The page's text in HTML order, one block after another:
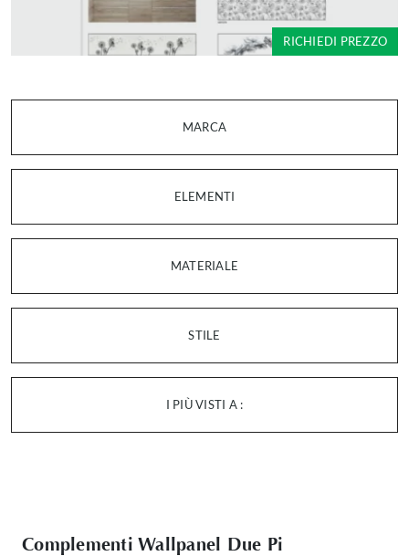
MARCA
ELEMENTI
MATERIALE
STILE
I PIÙ VISTI A :
RICHIEDI PREZZO
Complementi Wallpanel Due Pi